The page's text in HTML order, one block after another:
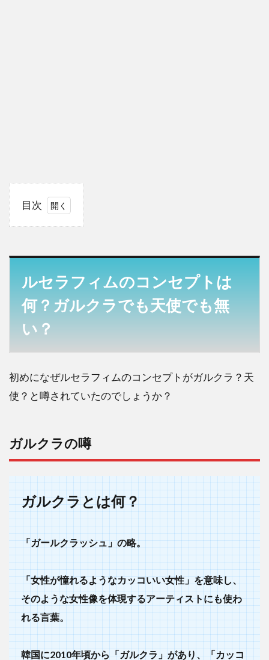
目次
のコ
ンセ
プト
は
何？
ガル
クラ
天使
無
ガル
クラ
の噂
1.2
天使
の噂
2
ルセ
ラフ
ィム
のコ
ンセ
プト
は
何？
ルセラフィムのコンセプトは
何？ガルクラでも天使でも無
い？
初めになぜルセラフィムのコンセプトがガルクラ？天
使？と噂されていたのでしょうか？
ガルクラの噂
ガルクラとは何？
「ガールクラッシュ」の略。
「女性が憧れるようなカッコいい女性」を意味し、
そのような女性像を体現するアーティストにも使わ
れる言葉。
韓国に2010年頃から「ガルクラ」があり、「カッコ